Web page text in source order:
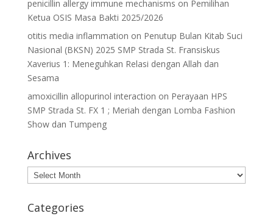
penicillin allergy immune mechanisms on Pemilihan
Ketua OSIS Masa Bakti 2025/2026
otitis media inflammation on Penutup Bulan Kitab Suci
Nasional (BKSN) 2025 SMP Strada St. Fransiskus
Xaverius 1: Meneguhkan Relasi dengan Allah dan
Sesama
amoxicillin allopurinol interaction on Perayaan HPS
SMP Strada St. FX 1 ; Meriah dengan Lomba Fashion
Show dan Tumpeng
Archives
Archives
Categories